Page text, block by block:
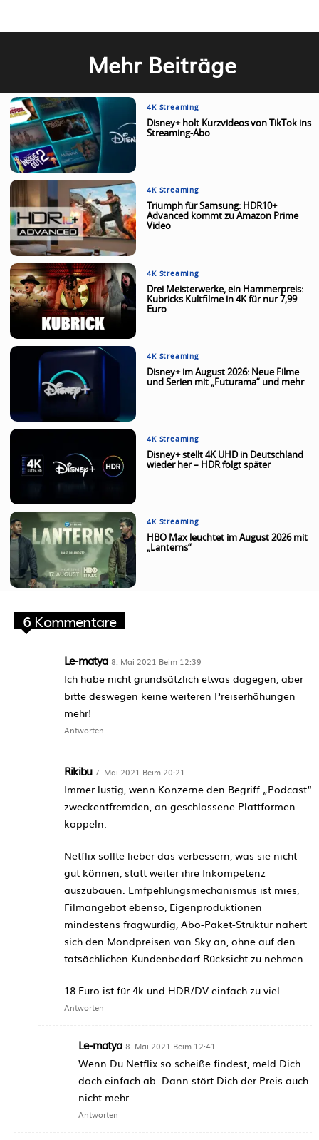
Mehr Beiträge
4K Streaming
Disney+ holt Kurzvideos von TikTok ins
Streaming-Abo
4K Streaming
Triumph für Samsung: HDR10+
Advanced kommt zu Amazon Prime
Video
4K Streaming
Drei Meisterwerke, ein Hammerpreis:
Kubricks Kultfilme in 4K für nur 7,99
Euro
4K Streaming
Disney+ im August 2026: Neue Filme
und Serien mit „Futurama“ und mehr
4K Streaming
Disney+ stellt 4K UHD in Deutschland
wieder her – HDR folgt später
4K Streaming
HBO Max leuchtet im August 2026 mit
„Lanterns“
6 Kommentare
Le-matya 8. Mai 2021 Beim 12:39
Ich habe nicht grundsätzlich etwas dagegen, aber
bitte deswegen keine weiteren Preiserhöhungen
mehr!
Antworten
Rikibu 7. Mai 2021 Beim 20:21
Immer lustig, wenn Konzerne den Begriff „Podcast“
zweckentfremden, an geschlossene Plattformen
koppeln.
Netflix sollte lieber das verbessern, was sie nicht
gut können, statt weiter ihre Inkompetenz
auszubauen. Emfpehlungsmechanismus ist mies,
Filmangebot ebenso, Eigenproduktionen
mindestens fragwürdig, Abo-Paket-Struktur nähert
sich den Mondpreisen von Sky an, ohne auf den
tatsächlichen Kundenbedarf Rücksicht zu nehmen.
18 Euro ist für 4k und HDR/DV einfach zu viel.
Antworten
Le-matya 8. Mai 2021 Beim 12:41
Wenn Du Netflix so scheiße findest, meld Dich
doch einfach ab. Dann stört Dich der Preis auch
nicht mehr.
Antworten